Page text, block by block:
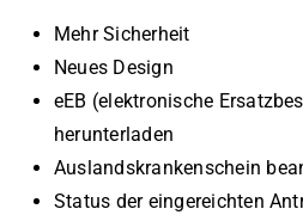
Mehr Sicherheit
Neues Design
eEB (elektronische
herunterladen
Auslandskrankenschein
Status der eingereichten